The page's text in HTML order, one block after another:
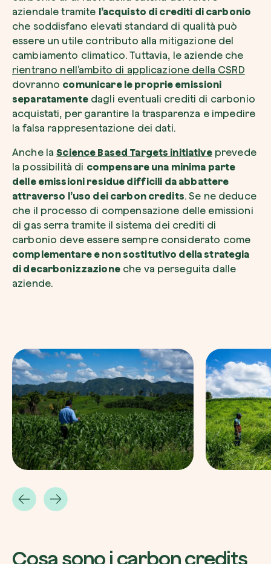
aziendale tramite l’acquisto di crediti di carbonio
che soddisfano elevati standard di qualità può
essere un utile contributo alla mitigazione del
cambiamento climatico. Tuttavia, le aziende che
rientrano nell’ambito di applicazione della CSRD
dovranno comunicare le proprie emissioni
separatamentedagli eventuali crediti di carbonio
acquistati, per garantire la trasparenza e impedire
la falsa rappresentazione dei dati.
Anche laScience Based Targets initiativeprevede
la possibilità di compensare una minima parte
delle emissioni residue difficili da abbattere
attraverso l’uso dei carbon credits. Se ne deduce
che il processo di compensazione delle emissioni
di gas serra tramite il sistema dei crediti di
carbonio deve essere sempre considerato come
complementare e non sostitutivo della strategia
di decarbonizzazioneche va perseguita dalle
aziende.
Cosa sono i carbon credits
Riscatta un albero
Inserisci il tuo codice per riscattare un